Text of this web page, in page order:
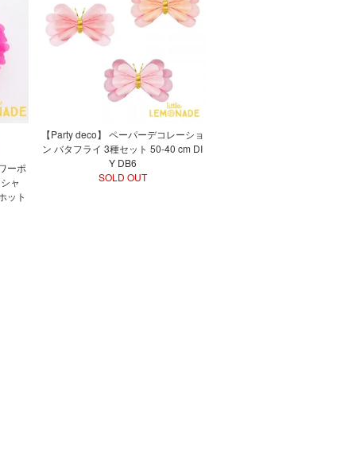
ーポ
ャ
ット
【Party deco】 ペーパーデコレーショ
ン バタフライ 3種セット 50-40 cm DI
Y DB6
SOLD OUT